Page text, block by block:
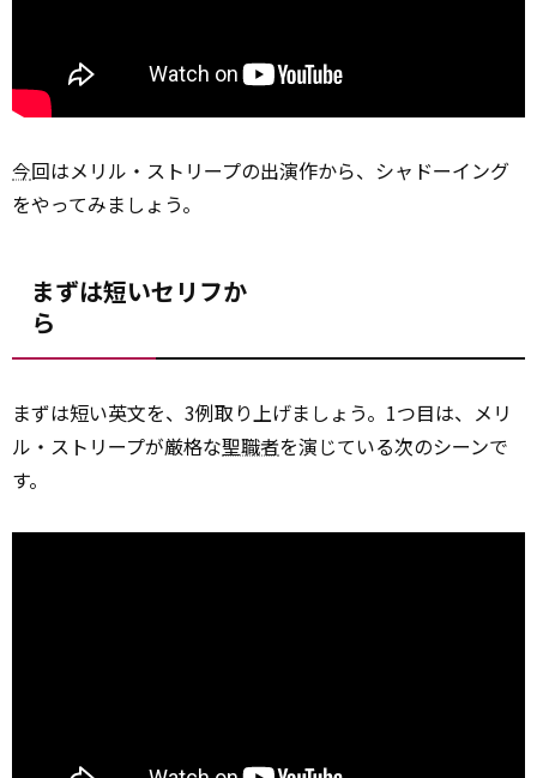
今回はメリル・ストリープの出演作から、シャドーイング
をやってみましょう。
まずは短いセリフか
ら
まずは短い英文を、3例取り上げましょう。1つ目は、メリ
ル・ストリープが厳格な聖職者を演じている次のシーンで
す。